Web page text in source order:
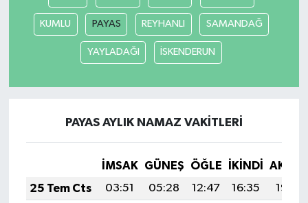
KUMLU PAYAS REYHANLI SAMANDAĞ
YAYLADAĞI İSKENDERUN
PAYAS AYLIK NAMAZ VAKITLERI
İMSAK GÜNEŞ ÖĞLE İKINDI
25 Tem Cts
03:51 05:28 12:47 16:35
19:55